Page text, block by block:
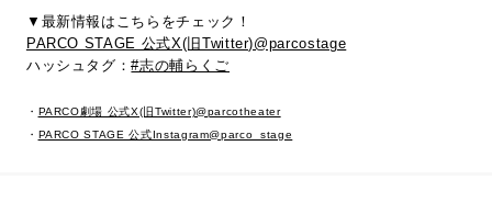
▼最新情報はこちらをチェック！
PARCO STAGE 公式X(旧Twitter)@parcostage
ハッシュタグ：#志の輔らくご
・ PARCO劇場 公式X(旧Twitter)@parcotheater
・ PARCO STAGE 公式Instagram@parco_stage